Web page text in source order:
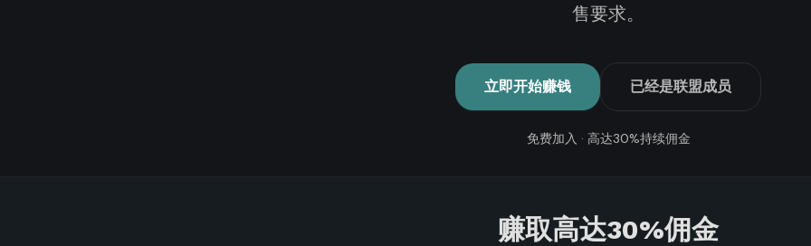
售要求。
立即开始赚钱 已经是联盟成员
免费加入 · 高达30%持续佣金
赚取高达30%佣金